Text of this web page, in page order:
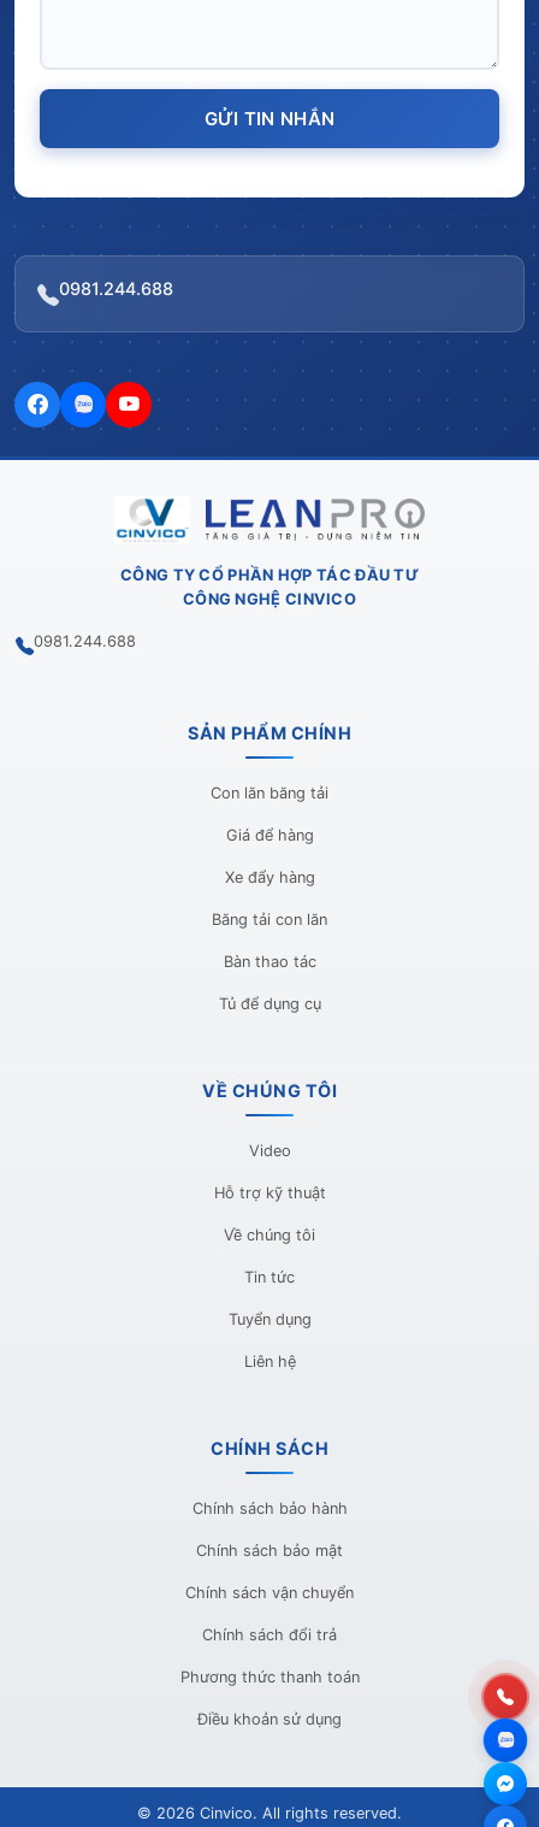
GỬI TIN NHẮN
0981.244.688
CÔNG TY CỔ PHẦN HỢP TÁC ĐẦU TƯ
CÔNG NGHỆ CINVICO
0981.244.688
SẢN PHẨM CHÍNH
Con lăn băng tải
Giá để hàng
Xe đẩy hàng
Băng tải con lăn
Bàn thao tác
Tủ để dụng cụ
VỀ CHÚNG TÔI
Video
Hỗ trợ kỹ thuật
Về chúng tôi
Tin tức
Tuyển dụng
Liên hệ
CHÍNH SÁCH
Chính sách bảo hành
Chính sách bảo mật
Chính sách vận chuyển
Chính sách đổi trả
Phương thức thanh toán
Điều khoản sử dụng
© 2026 Cinvico. All rights reserved.